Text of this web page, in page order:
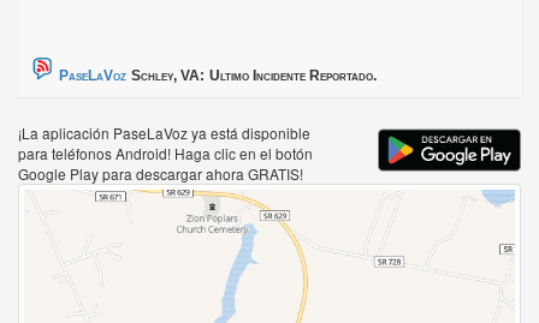
PaseLaVoz Schley, VA: Ultimo Incidente Reportado.
¡La aplicación PaseLaVoz ya está disponible
para teléfonos Android! Haga clic en el botón
Google Play para descargar ahora GRATIS!